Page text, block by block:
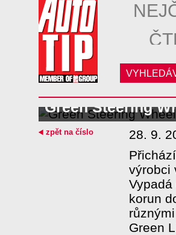
Green Steering
28. 9.
výrobci
korun
Green
zpět na číslo